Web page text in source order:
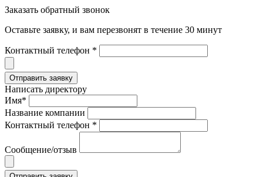
Заказать обратный звонок
Оставьте заявку, и вам перезвонят в течение 30 минут
Контактный телефон *
Написать директору
Имя*
Название компании
Контактный телефон *
Сообщение/отзыв